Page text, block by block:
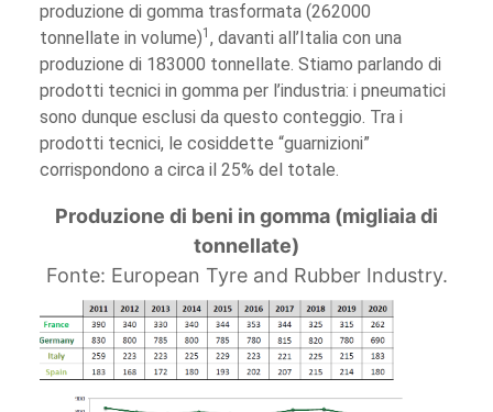
produzione di gomma trasformata (262000
tonnellate in volume)1 , davanti all’Italia con una
produzione di 183000 tonnellate. Stiamo parlando di
prodotti tecnici in gomma per l’industria: i pneumatici
sono dunque esclusi da questo conteggio. Tra i
prodotti tecnici, le cosiddette “guarnizioni”
corrispondono a circa il 25% del totale.
Produzione di beni in gomma (migliaia di
tonnellate)
Fonte: European Tyre and Rubber Industry.